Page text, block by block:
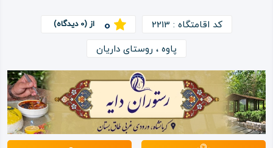
کد اقامتگاه : 2213 0 از (0 دیدگاه)
پاوه ، روستای داریان